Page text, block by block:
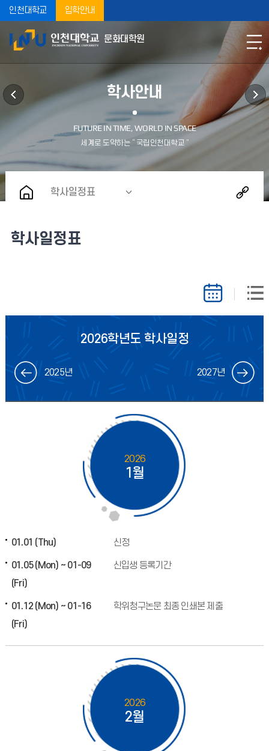
인천대학교 입학안내
문화대학원
학사안내
학사일정표
학사일정표
2025년
2026학년도 학사일정
2027년
2026
1월
01.01 (Thu) 신정
01.05 (Mon) ~ 01-09
(Fri)
신입생 등록기간
01.12 (Mon) ~ 01-16
(Fri)
학위청구논문 최종 인쇄본 제출
2026
2월